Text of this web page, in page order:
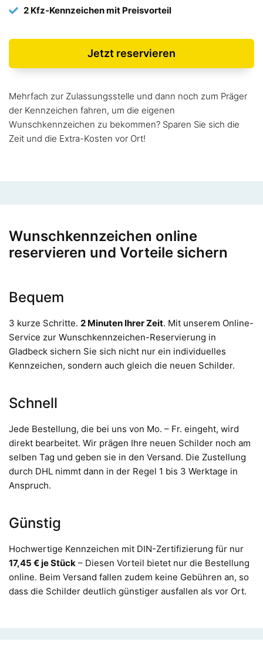
2 Kfz-Kennzeichen mit Preisvorteil
Jetzt reservieren
Mehrfach zur Zulassungsstelle und dann noch zum Präger
der Kennzeichen fahren, um die eigenen
Wunschkennzeichen zu bekommen? Sparen Sie sich die
Zeit und die Extra-Kosten vor Ort!
Wunschkennzeichen online
reservieren und Vorteile sichern
Bequem
3 kurze Schritte. 2 Minuten Ihrer Zeit. Mit unserem Online-
Service zur Wunschkennzeichen-Reservierung in
Gladbeck sichern Sie sich nicht nur ein individuelles
Kennzeichen, sondern auch gleich die neuen Schilder.
Schnell
Jede Bestellung, die bei uns von Mo. – Fr. eingeht, wird
direkt bearbeitet. Wir prägen Ihre neuen Schilder noch am
selben Tag und geben sie in den Versand. Die Zustellung
durch DHL nimmt dann in der Regel 1 bis 3 Werktage in
Anspruch.
Günstig
Hochwertige Kennzeichen mit DIN-Zertifizierung für nur
17,45 € je Stück – Diesen Vorteil bietet nur die Bestellung
online. Beim Versand fallen zudem keine Gebühren an, so
dass die Schilder deutlich günstiger ausfallen als vor Ort.